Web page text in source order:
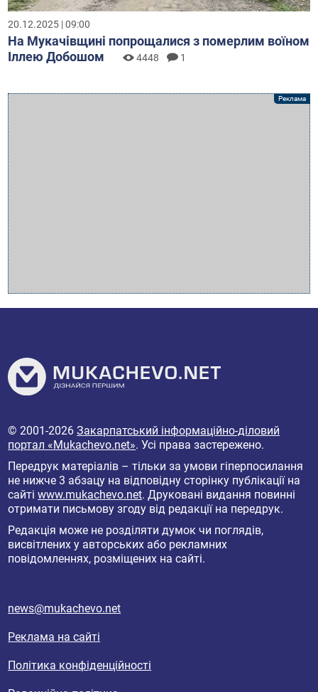
20.12.2025 | 09:00
На Мукачівщині попрощалися з померлим воїном
Іллею Добошом
4448 1
© 2001-2026Закарпатський інформаційно-діловий
портал «Mukachevo.net». Усі права застережено.
Передрук матеріалів – тільки за умови гіперпосилання
не нижче 3 абзацу на відповідну сторінку публікації на
сайтіwww.mukachevo.net. Друковані видання повинні
отримати письмову згоду від редакції на передрук.
Редакція може не розділяти думок чи поглядів,
висвітлених у авторських або рекламних
повідомленнях, розміщених на сайті.
news@mukachevo.net
Реклама на сайті
Політика конфіденційності